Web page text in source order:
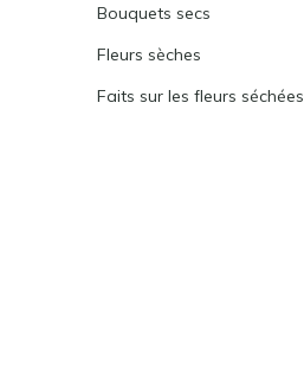
Bouquets secs
Fleurs sèches
Faits sur les fleurs séchées